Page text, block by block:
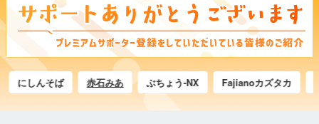
んそば 赤石みあ ぶちょう-NX Fajianoカズタカ アータ